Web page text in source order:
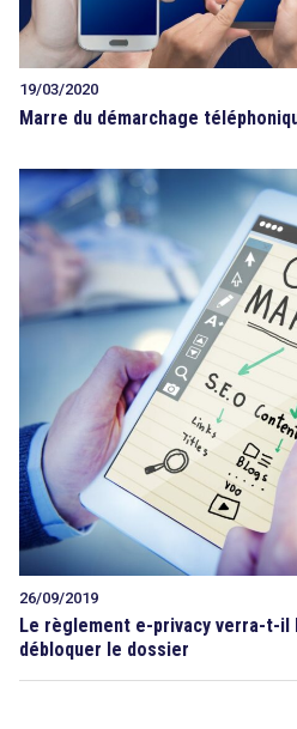
19/03/2020
Marre du démarchage
26/09/2019
Le règlement e-privacy verra-t-il
débloquer le dossier